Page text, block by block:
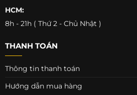
HCM:
8h - 21h ( Thứ 2 - Chủ Nhật )
THANH TOÁN
Thông tin thanh toán
Hướng dẫn mua hàng